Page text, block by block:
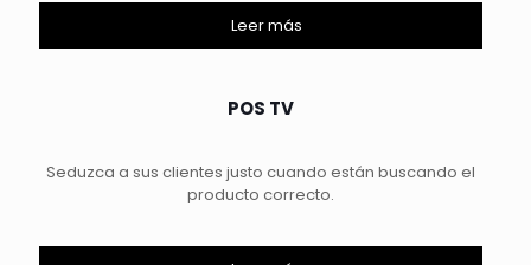
Leer más
POS TV
Seduzca a sus clientes justo cuando están buscando el
producto correcto.